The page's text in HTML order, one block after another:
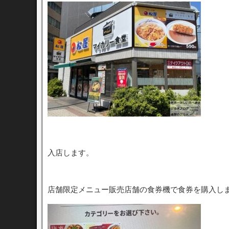
入店します。
店舗限定メニュー販売店舗の食券機で食券を購入し